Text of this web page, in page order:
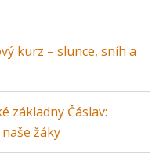
kurz – slunce, sníh a
základny Čáslav:
žáky